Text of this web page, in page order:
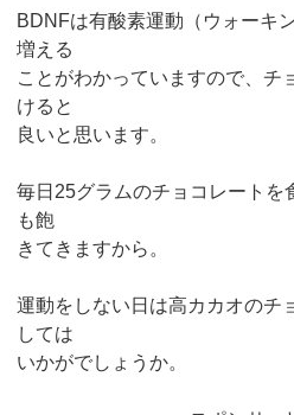
BDNFは有酸素運動（ウォーキ
増える
ことがわかっていますので、チ
けると
良いと思います。
毎日25グラムのチョコレートを
も飽
きてきますから。
運動をしない日は高カカオのチ
しては
いかがでしょうか。